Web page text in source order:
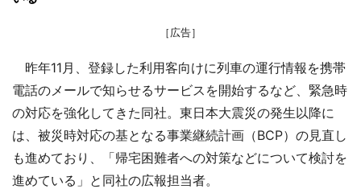
［広告］
昨年11月、登録した利用客向けに列車の運行情報を携帯
電話のメールで知らせるサービスを開始するなど、緊急時
の対応を強化してきた同社。東日本大震災の発生以降に
は、被災時対応の基となる事業継続計画（BCP）の見直し
も進めており、「帰宅困難者への対策などについて検討を
進めている」と同社の広報担当者。